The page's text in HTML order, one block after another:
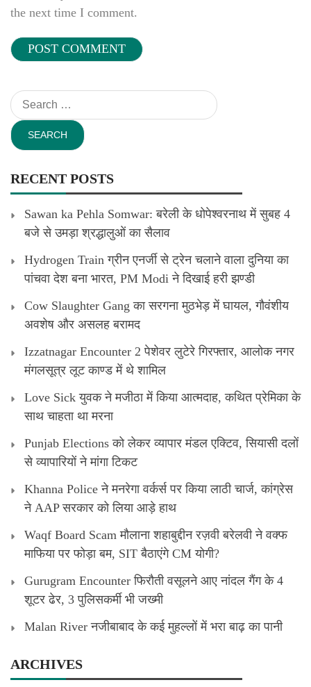
the next time I comment.
Search
for:
RECENT POSTS
Sawan ka Pehla Somwar: बरेली के धोपेश्वरनाथ में सुबह 4
बजे से उमड़ा श्रद्धालुओं का सैलाव
Hydrogen Train ग्रीन एनर्जी से ट्रेन चलाने वाला दुनिया का
पांचवा देश बना भारत, PM Modi ने दिखाई हरी झण्डी
Cow Slaughter Gang का सरगना मुठभेड़ में घायल, गौवंशीय
अवशेष और असलह बरामद
Izzatnagar Encounter 2 पेशेवर लुटेरे गिरफ्तार, आलोक नगर
मंगलसूत्र लूट काण्‍ड में थे शामिल
Love Sick युवक ने मजीठा में किया आत्मदाह, कथित प्रेमिका के
साथ चाहता था मरना
Punjab Elections को लेकर व्यापार मंडल एक्टिव, सियासी दलों
से व्यापारियों ने मांगा टिकट
Khanna Police ने मनरेगा वर्कर्स पर किया लाठी चार्ज, कांग्रेस
ने AAP सरकार को लिया आड़े हाथ
Waqf Board Scam मौलाना शहाबुद्दीन रज़वी बरेलवी ने वक्फ
माफिया पर फोड़ा बम, SIT बैठाएंगे CM योगी?
Gurugram Encounter फिरौती वसूलने आए नांदल गैंग के 4
शूटर ढेर, 3 पुलिसकर्मी भी जख्मी
Malan River नजीबाबाद के कई मुहल्लों में भरा बाढ़ का पानी
ARCHIVES